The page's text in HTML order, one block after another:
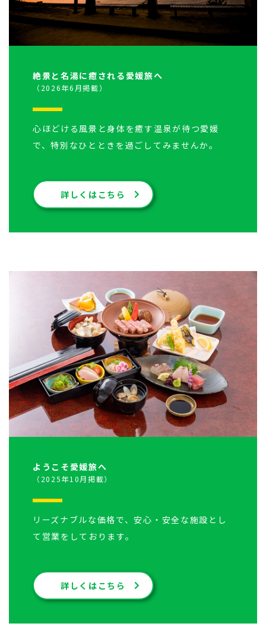
絶景と名湯に癒される愛媛旅へ
（2026年6月掲載）
心ほどける風景と身体を癒す温泉が待つ愛媛
で、特別なひとときを過ごしてみませんか。
詳しくはこちら
ようこそ愛媛旅へ
（2025年10月掲載）
リーズナブルな価格で、安心・安全な施設とし
て営業をしております。
詳しくはこちら